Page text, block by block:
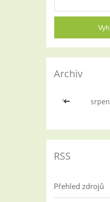
Archiv
<< srpen
RSS
Přehled zdrojů